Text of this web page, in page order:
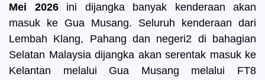
Mei 2026ini dijangka banyak kenderaan akan
masuk ke Gua Musang. Seluruh kenderaan dari
Lembah Klang, Pahang dan negeri2 di bahagian
Selatan Malaysia dijangka akan serentak masuk ke
Kelantan melalui Gua Musang melalui FT8